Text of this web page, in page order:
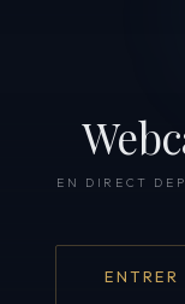
EN DIRECT